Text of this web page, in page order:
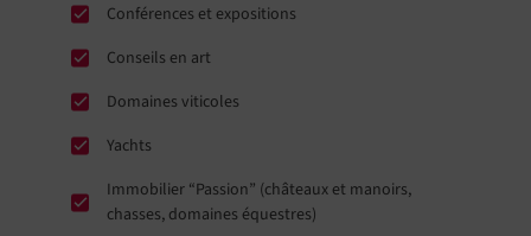
Conférences et expositions
Conseils en art
Domaines viticoles
Yachts
Immobilier “Passion” (châteaux et manoirs,
chasses, domaines équestres)